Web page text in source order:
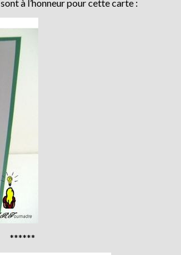
à l’honneur pour cette carte :
******